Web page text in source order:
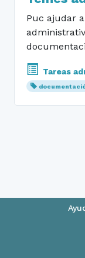
Puc ajudar
Tareas